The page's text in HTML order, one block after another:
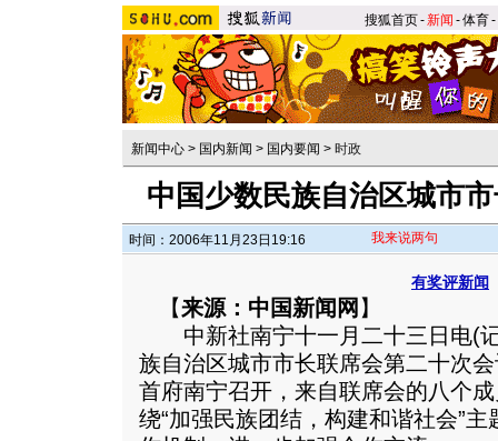
搜狐首页-新闻 -体育-
新闻中心 > 国内新闻 > 国内要闻 > 时政
中国少数民族自治区城市
时间：2006年11月23日19:16 我来说两句
有奖评新闻
【来源：中国新闻网 】
中新社南宁十一月二十三日电(
族自治区城市市长联席会第二十次
首府南宁召开，来自联席会的八个
绕“加强民族团结，构建和谐社会”